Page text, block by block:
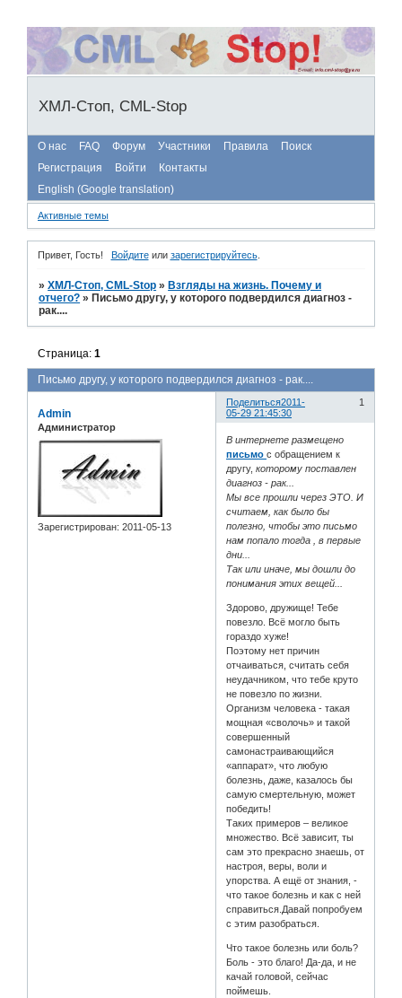
ХМЛ-Стоп, CML-Stop
О нас FAQ Форум Участники Правила
Поиск
Регистрация
Войти
Контакты
English (Google translation)
Активные темы
Привет, Гость! Войдитеили зарегистрируйтесь.
»ХМЛ-Стоп, CML-Stop » Взгляды на жизнь. Почему и
отчего? » Письмо другу, у которого подвердился диагноз -
рак....
Письмо другу, у которого подвердился диагноз - рак....
Страница:1
Поделиться 1
2011-
05-29 21:45:30
Admin
Администратор
Зарегистрирован: 2011-05-13
В интернете размещено
письмос обращением к
другу,которому поставлен
диагноз - рак...
Мы все прошли через ЭТО. И
считаем, как было бы
полезно, чтобы это письмо
нам попало тогда , в первые
дни...
Так или иначе, мы дошли до
понимания этих вещей...
Здорово, дружище! Тебе
повезло. Всё могло быть
гораздо хуже!
Поэтому нет причин
отчаиваться, считать себя
неудачником, что тебе круто
не повезло по жизни.
Организм человека - такая
мощная «сволочь» и такой
совершенный
самонастраивающийся
«аппарат», что любую
болезнь, даже, казалось бы
самую смертельную, может
победить!
Таких примеров – великое
множество. Всё зависит, ты
сам это прекрасно знаешь, от
настроя, веры, воли и
упорства. А ещё от знания, -
что такое болезнь и как с ней
справиться.Давай попробуем
с этим разобраться.
Что такое болезнь или боль?
Боль - это благо! Да-да, и не
качай головой, сейчас
поймешь.